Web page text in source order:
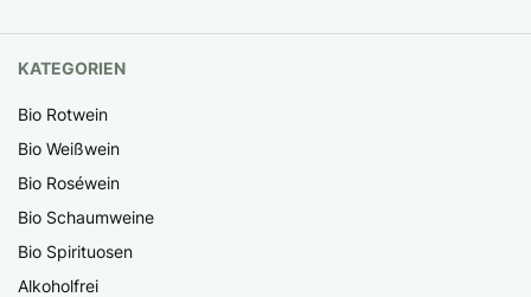
KATEGORIEN
Bio Rotwein
Bio Weißwein
Bio Roséwein
Bio Schaumweine
Bio Spirituosen
Alkoholfrei